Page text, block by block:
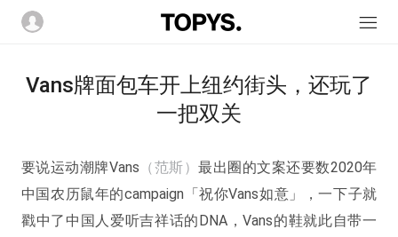
Vans牌面包车开上纽约街头，还玩了
一把双关
要说运动潮牌Vans （范斯）最出圈的文案还要数2020年
中国农历鼠年的campaign「祝你Vans如意」，一下子就
戳中了中国人爱听吉祥话的DNA，Vans的鞋就此自带一